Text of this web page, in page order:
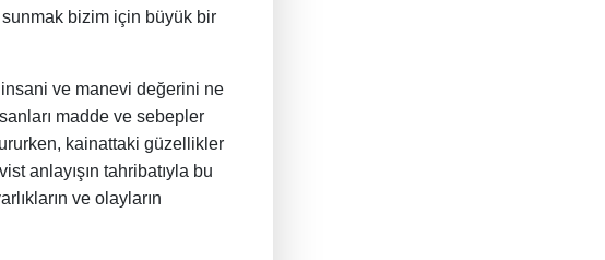
sunmak bizim için büyük bir
ve manevi değerini ne
madde ve sebepler
kainattaki güzellikler
anlayışın tahribatıyla bu
ve olayların